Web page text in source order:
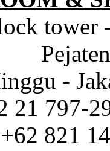
tower
-
21 797-
821